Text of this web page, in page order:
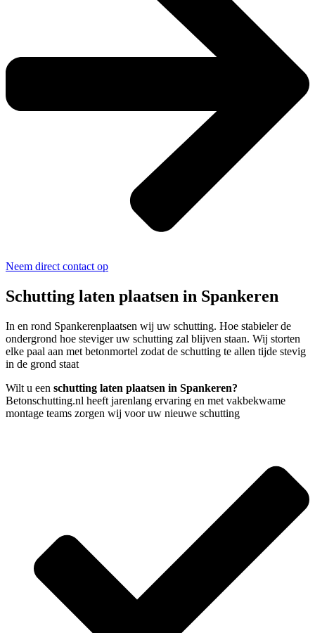
Neem direct contact op
Schutting laten plaatsen in Spankeren
In en rond Spankerenplaatsen wij uw schutting. Hoe stabieler de
ondergrond hoe steviger uw schutting zal blijven staan. Wij storten
elke paal aan met betonmortel zodat de schutting te allen tijde stevig
in de grond staat
Wilt u een schutting laten plaatsen in Spankeren?
Betonschutting.nl heeft jarenlang ervaring en met vakbekwame
montage teams zorgen wij voor uw nieuwe schutting